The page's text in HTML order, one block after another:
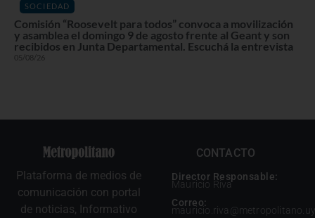
SOCIEDAD
Comisión “Roosevelt para todos” convoca a movilización
y asamblea el domingo 9 de agosto frente al Geant y son
recibidos en Junta Departamental. Escuchá la entrevista
05/08/26
Plataforma de medios de
comunicación con portal
de noticias, Informativo
CONTACTO
Director Responsable:
Mauricio Riva
Correo:
mauricio.riva@metropolitano.uy